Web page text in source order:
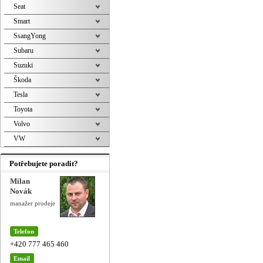
Seat
Smart
SsangYong
Subaru
Suzuki
Škoda
Tesla
Toyota
Volvo
VW
Potřebujete poradit?
Milan
Novák
manažer prodeje
Telefon
+420 777 465 460
Email